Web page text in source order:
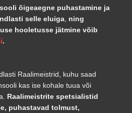
õigeaegne puhastamine ja
selle eluiga ning
hooletusse jätmine võib
.
Raalimeistrid, kuhu saad
kas ise kohale tuua või
Raalimeistrite spetsialistid
puhastavad tolmust,